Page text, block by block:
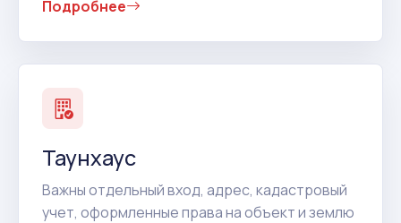
Подробнее
Таунхаус
Важны отдельный вход, адрес, кадастровый
учет, оформленные права на объект и землю